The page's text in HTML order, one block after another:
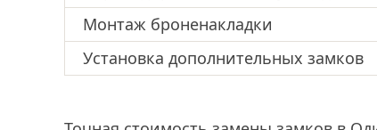
Монтаж броненакладки
Установка дополнительных замков